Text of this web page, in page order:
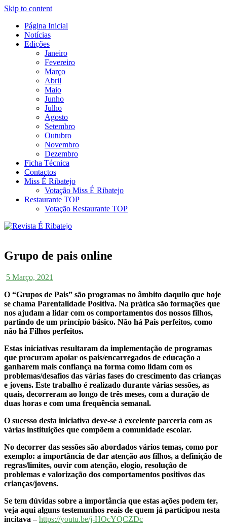
Skip to content
É Ribatejo – Revista Social
Online
Revista Social Online
Página Inicial
Notícias
Edições
Janeiro
Fevereiro
Março
Abril
Maio
Junho
Julho
Agosto
Setembro
Outubro
Novembro
Dezembro
Ficha Técnica
Contactos
Miss É Ribatejo
Votação Miss É Ribatejo
Restaurante TOP
Votação Restaurante TOP
Grupo de pais online
5 Março, 2021
O “Grupos de Pais” são programas no âmbito daquilo que hoje
se chama Parentalidade Positiva. Na prática são formações que
nos ajudam a lidar com os comportamentos dos nossos filhos,
partindo de um princípio básico. Não há Pais perfeitos, como
não há Filhos perfeitos.
Estas iniciativas resultaram da implementação de programas
que procuram apoiar os pais/encarregados de educação a
ganharem mais confiança na forma como lidam com os
problemas/desafios das várias fases do crescimento das crianças
e jovens. Este trabalho é realizado durante várias sessões, as
quais, decorreram ao longo de três meses, com a duração de
duas horas e com uma frequência semanal.
O sucesso desta iniciativa deve-se à excelente parceria com as
várias instituições que compõem a comunidade escolar.
No decorrer das sessões são abordados vários temas, como por
exemplo: a importância de dar atenção aos filhos, a definição de
regras/limites, ouvir com atenção, elogio, resolução de
problemas e valorização dos comportamentos positivos das
crianças/jovens.
Se tem dúvidas sobre a importância que estas ações podem ter,
veja aqui alguns testemunhos reais de quem já participou nesta
incitava –https://youtu.be/j-HOcYQCZDc